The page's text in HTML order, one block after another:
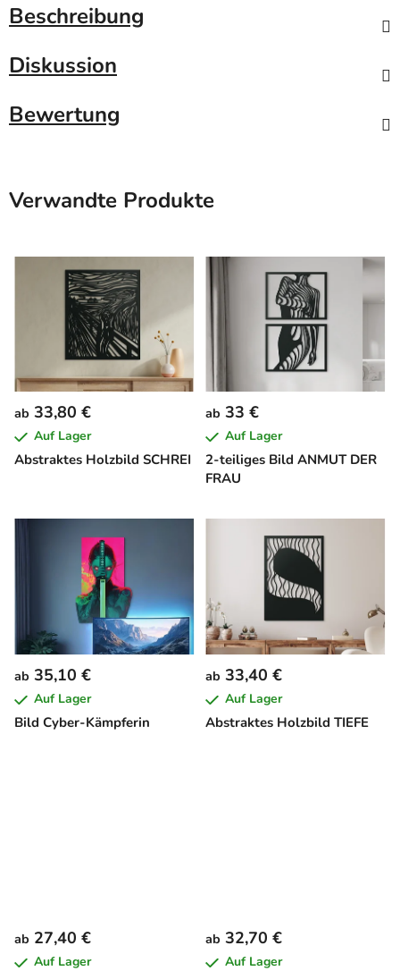
Beschreibung
Diskussion
Bewertung
Verwandte Produkte
Abstraktes Holzbild SCHREI
ab 33,80 €
Auf Lager
2-teiliges Bild ANMUT DER
FRAU
ab 33 €
Auf Lager
Bild Cyber-Kämpferin
ab 35,10 €
Auf Lager
Abstraktes Holzbild TIEFE
ab 33,40 €
Auf Lager
ab 27,40 €
Auf Lager
ab 32,70 €
Auf Lager